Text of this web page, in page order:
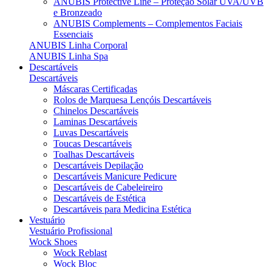
e Bronzeado
ANUBIS Complements – Complementos Faciais
Essenciais
ANUBIS Linha Corporal
ANUBIS Linha Spa
Descartáveis
Descartáveis
Máscaras Certificadas
Rolos de Marquesa Lençóis Descartáveis
Chinelos Descartáveis
Laminas Descartáveis
Luvas Descartáveis
Toucas Descartáveis
Toalhas Descartáveis
Descartáveis Depilação
Descartáveis Manicure Pedicure
Descartáveis de Cabeleireiro
Descartáveis de Estética
Descartáveis para Medicina Estética
Vestuário
Vestuário Profissional
Wock Shoes
Wock Reblast
Wock Bloc